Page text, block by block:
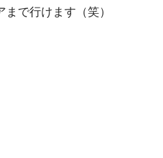
で行けます（笑）